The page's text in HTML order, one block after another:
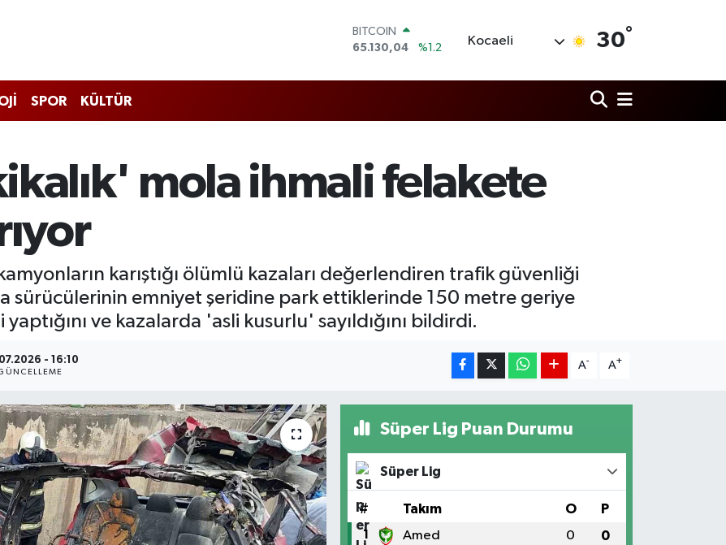
DOLAR
47,7106
%0.17
55,1652
%0.27
BİST100
13.773
%-19
Kocaeli 30°
SPOR KÜLTÜR
mola ihmali felakete
karıştığı ölümlü kazaları değerlendiren trafik güvenliği
sürücülerinin emniyet şeridine park ettiklerinde 150 metre geriye
ve kazalarda 'asli kusurlu' sayıldığını bildirdi.
- 16:10 A- A+
Süper Lig Puan Durumu
Süper Lig
# Takım O P
1 Amed 0 0